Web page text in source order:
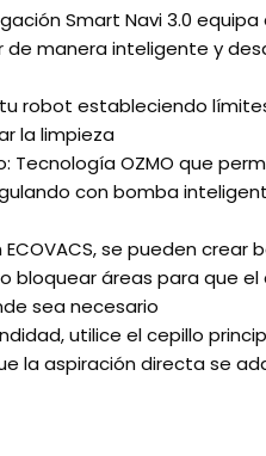
Smart Navi 3.0
manera inteligente y
robot estableciendo
la limpieza
Tecnología OZMO que
con bomba
se pueden crear
bloquear áreas para que
sea necesario
utilice el cepillo
la aspiración directa se